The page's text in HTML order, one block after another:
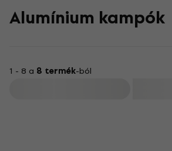
Alumínium kampók
1 - 8 a 8 termék-ból